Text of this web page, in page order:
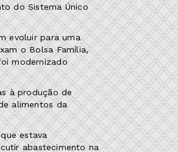
do Sistema Único
evoluir para uma
o Bolsa Família,
modernizado
à produção de
alimentos da
estava
abastecimento na